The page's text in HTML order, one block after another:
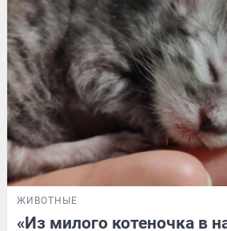
ЖИВОТНЫЕ
«Из милого котеночка в